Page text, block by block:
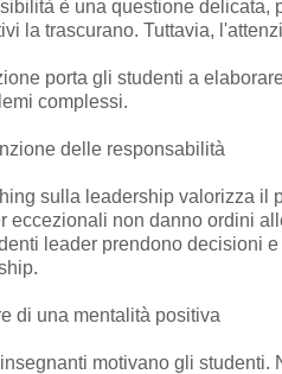
è una questione
la trascurano. Tuttavia,
porta gli studenti a
complessi.
delle responsabilità
sulla leadership valorizza il
eccezionali non danno ordini
leader prendono decisioni
di una mentalità positiva
insegnanti motivano gli